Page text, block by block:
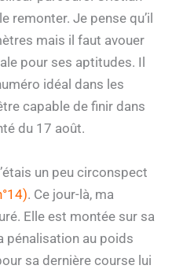
remonter. Je pense qu’il
mais il faut avouer
pour ses aptitudes. Il
idéal dans les
capable de finir dans
du 17 août.
un peu circonspect
. Ce jour-là, ma
Elle est montée sur sa
pénalisation au poids
sa dernière course lui